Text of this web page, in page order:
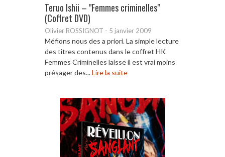
Teruo Ishii – "Femmes criminelles"
(Coffret DVD)
Olivier ROSSIGNOT - 5 janvier 2009
Méfions nous des a priori. La simple lecture
des titres contenus dans le coffret HK
Femmes Criminelles laisse il est vrai moins
présager des...Lire la suite